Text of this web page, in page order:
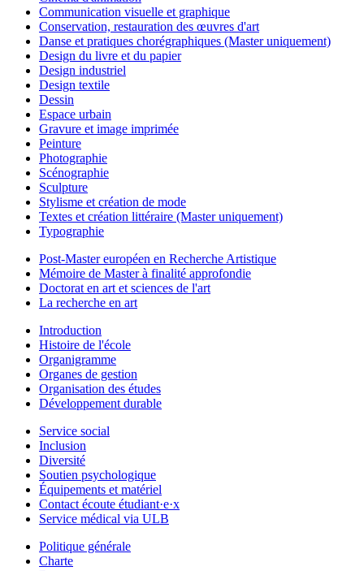
Communication visuelle et graphique
Conservation, restauration des œuvres d'art
Danse et pratiques chorégraphiques (Master uniquement)
Design du livre et du papier
Design industriel
Design textile
Dessin
Espace urbain
Gravure et image imprimée
Peinture
Photographie
Scénographie
Sculpture
Stylisme et création de mode
Textes et création littéraire (Master uniquement)
Typographie
Post-Master européen en Recherche Artistique
Mémoire de Master à finalité approfondie
Doctorat en art et sciences de l'art
La recherche en art
Introduction
Histoire de l'école
Organigramme
Organes de gestion
Organisation des études
Développement durable
Service social
Inclusion
Diversité
Soutien psychologique
Équipements et matériel
Contact écoute étudiant·e·x
Service médical via ULB
Politique générale
Charte